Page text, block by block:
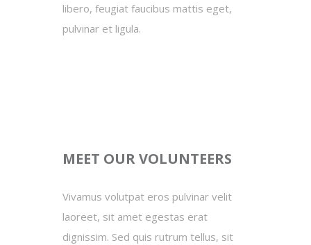
libero, feugiat faucibus mattis eget,
pulvinar et ligula.
MEET OUR VOLUNTEERS
Vivamus volutpat eros pulvinar velit
laoreet, sit amet egestas erat
dignissim. Sed quis rutrum tellus, sit